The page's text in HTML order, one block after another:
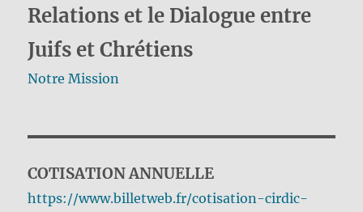
Relations et le Dialogue entre
Juifs et Chrétiens
Notre Mission
COTISATION ANNUELLE
https://www.billetweb.fr/cotisation-cirdic-